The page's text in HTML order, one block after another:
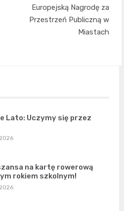
Europejską Nagrodę za
Przestrzeń Publiczną w
Miastach
Lato: Uczymy się przez
na kartę rowerową
rokiem szkolnym!